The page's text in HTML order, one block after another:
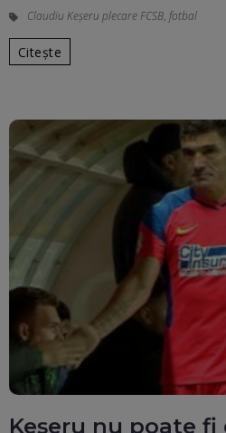
Claudiu Keșeru plecare FCSB, fotbal
Citește
Keșeru nu poate fi